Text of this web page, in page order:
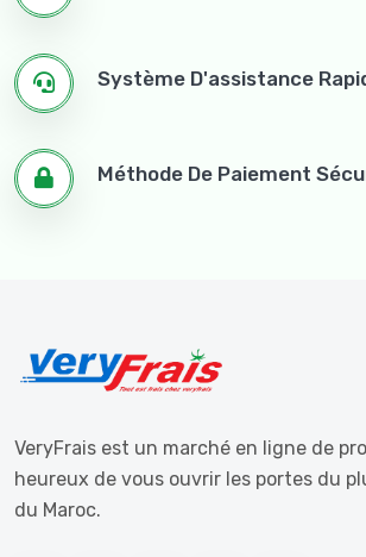
Système D'assistance
Méthode De Paiement
VeryFrais est un marché en ligne de
heureux de vous ouvrir les portes du
du Maroc.